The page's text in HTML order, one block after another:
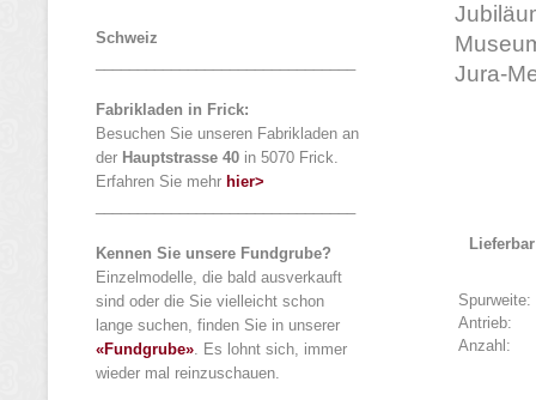
Schweiz
Fabrikladen in Frick:
Besuchen Sie unseren Fabrikladen an
der Hauptstrasse 40 in 5070 Frick.
Erfahren Sie mehr hier>
Kennen Sie unsere Fundgrube?
Einzelmodelle, die bald ausverkauft
sind oder die Sie vielleicht schon
lange suchen, finden Sie in unserer
«Fundgrube». Es lohnt sich, immer
wieder mal reinzuschauen.
Jura-
Spurweite:
Antrieb:
Anzahl: